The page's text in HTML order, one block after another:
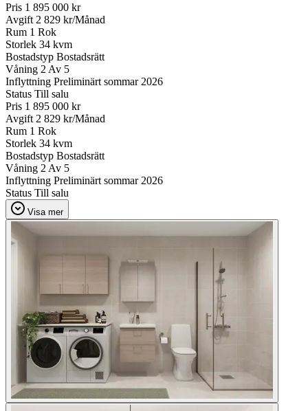
Pris 1 895 000 kr
Avgift 2 829 kr/Månad
Rum 1 Rok
Storlek 34 kvm
Bostadstyp Bostadsrätt
Våning 2 Av 5
Inflyttning Preliminärt sommar 2026
Status Till salu
Pris 1 895 000 kr
Avgift 2 829 kr/Månad
Rum 1 Rok
Storlek 34 kvm
Bostadstyp Bostadsrätt
Våning 2 Av 5
Inflyttning Preliminärt sommar 2026
Status Till salu
Visa mer